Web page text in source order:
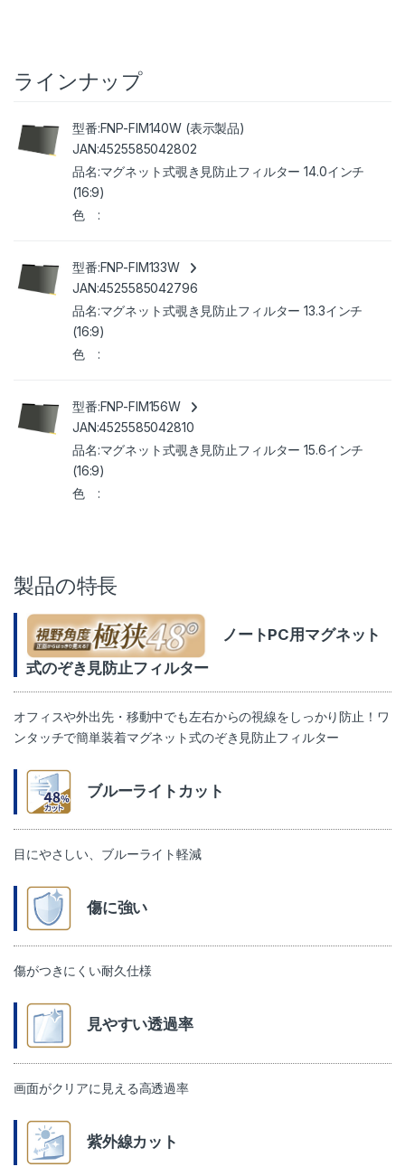
ラインナップ
FNP-FIM140W (表示製品)
4525585042802
マグネット式覗き見防止フィルター 14.0インチ
(16:9)
FNP-FIM133W
4525585042796
マグネット式覗き見防止フィルター 13.3インチ
(16:9)
FNP-FIM156W
4525585042810
マグネット式覗き見防止フィルター 15.6インチ
(16:9)
製品の特長
ノートPC用マグネット
式のぞき見防止フィルター
オフィスや外出先・移動中でも左右からの視線をしっかり防止！ワ
ンタッチで簡単装着マグネット式のぞき見防止フィルター
ブルーライトカット
目にやさしい、ブルーライト軽減
傷に強い
傷がつきにくい耐久仕様
見やすい透過率
画面がクリアに見える高透過率
紫外線カット